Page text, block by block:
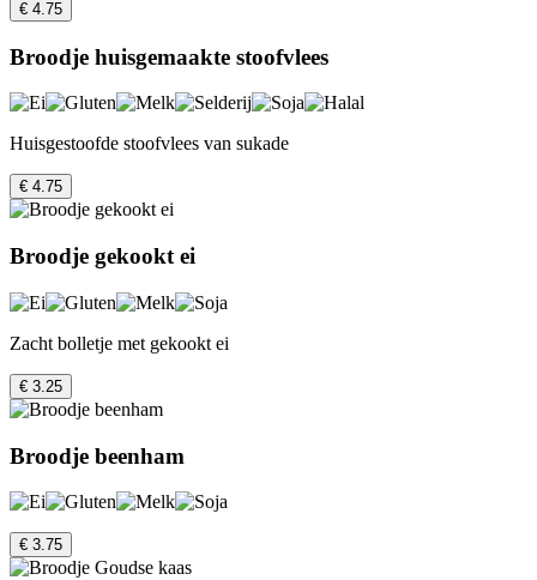
€ 4.75
Broodje huisgemaakte stoofvlees
Huisgestoofde stoofvlees van sukade
€ 4.75
Broodje gekookt ei
Zacht bolletje met gekookt ei
€ 3.25
Broodje beenham
€ 3.75